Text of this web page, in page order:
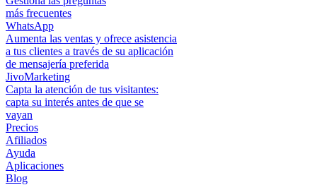
más frecuentes
WhatsApp
Aumenta las ventas y ofrece asistencia
a tus clientes a través de su aplicación
de mensajería preferida
JivoMarketing
Capta la atención de tus visitantes:
capta su interés antes de que se
vayan
Precios
Afiliados
Ayuda
Aplicaciones
Blog